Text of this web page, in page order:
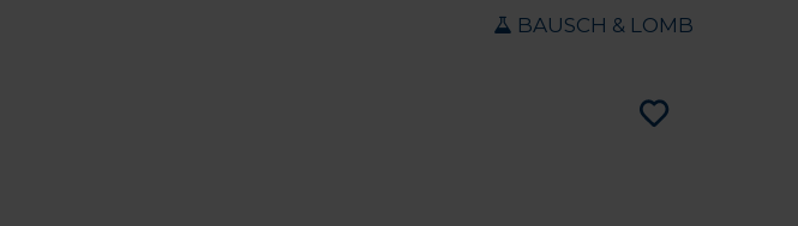
BAUSCH & LOMB